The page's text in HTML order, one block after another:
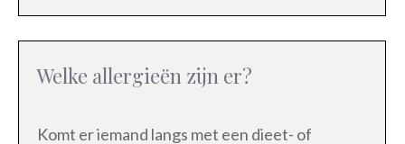
Welke allergieën zijn er?
Komt er iemand langs met een dieet- of